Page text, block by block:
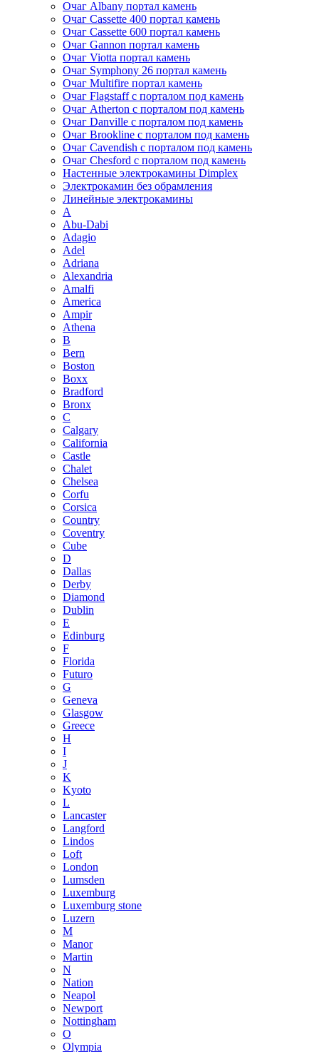
Очаг Albany портал камень
Очаг Cassette 400 портал камень
Очаг Cassette 600 портал камень
Очаг Gannon портал камень
Очаг Viotta портал камень
Очаг Symphony 26 портал камень
Очаг Multifire портал камень
Очаг Flagstaff с порталом под камень
Очаг Atherton с порталом под камень
Очаг Danville с порталом под камень
Очаг Brookline с порталом под камень
Очаг Cavendish с порталом под камень
Очаг Chesford с порталом под камень
Настенные электрокамины Dimplex
Электрокамин без обрамления
Линейные электрокамины
A
Abu-Dabi
Adagio
Adel
Adriana
Alexandria
Amalfi
America
Ampir
Athena
B
Bern
Boston
Boxx
Bradford
Bronx
C
Calgary
California
Castle
Chalet
Chelsea
Corfu
Corsica
Country
Coventry
Cube
D
Dallas
Derby
Diamond
Dublin
E
Edinburg
F
Florida
Futuro
G
Geneva
Glasgow
Greece
H
I
J
K
Kyoto
L
Lancaster
Langford
Lindos
Loft
London
Lumsden
Luxemburg
Luxemburg stone
Luzern
M
Manor
Martin
N
Nation
Neapol
Newport
Nottingham
O
Olympia